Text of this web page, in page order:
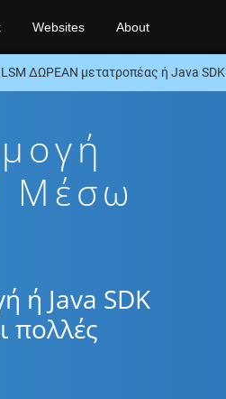
Websites About
ΔΩΡΕΑΝ μετατροπέας ή Java SDK
Μέσω
ή Java SDK
πολλές